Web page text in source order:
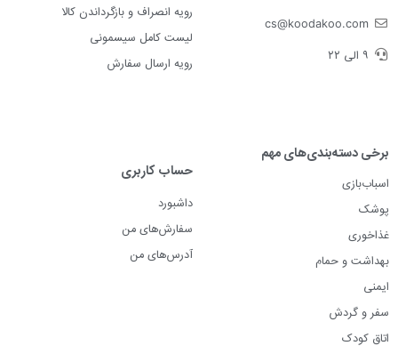
cs@koodakoo.com
۹ الی ۲۲
رویه انصراف و بازگرداندن کالا
لیست کامل سیسمونی
رویه ارسال سفارش
برخی دسته‌بندی‌های مهم
اسباب‌بازی
پوشک
غذاخوری
بهداشت و حمام
ایمنی
سفر و گردش
اتاق کودک
حساب کاربری
داشبورد
سفارش‌های من
آدرس‌های من